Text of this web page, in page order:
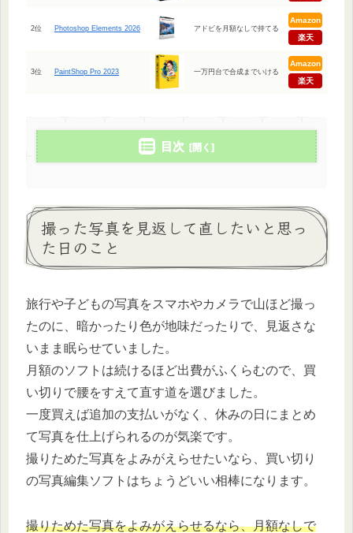
2位 Photoshop Elements 2026 アドビを月額なしで持てる
Amazon
楽天
3位 PaintShop Pro 2023 一万円台で合成までいける
Amazon
楽天
目次
撮った写真を見返して直したいと思っ
た日のこと
旅行や子どもの写真をスマホやカメラで山ほど撮っ
たのに、暗かったり色が地味だったりで、見返さな
いまま眠らせていました。
月額のソフトは続けるほど出費がふくらむので、買
い切りで腰をすえて直す道を選びました。
一度買えば追加の支払いがなく、休みの日にまとめ
て写真を仕上げられるのが気楽です。
撮りためた写真をよみがえらせたいなら、買い切り
の写真編集ソフトはちょうどいい相棒になります。
撮りためた写真をよみがえらせるなら、月額なしで